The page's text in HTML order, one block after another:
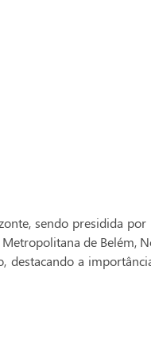
sendo presidida
de Belém,
destacando a